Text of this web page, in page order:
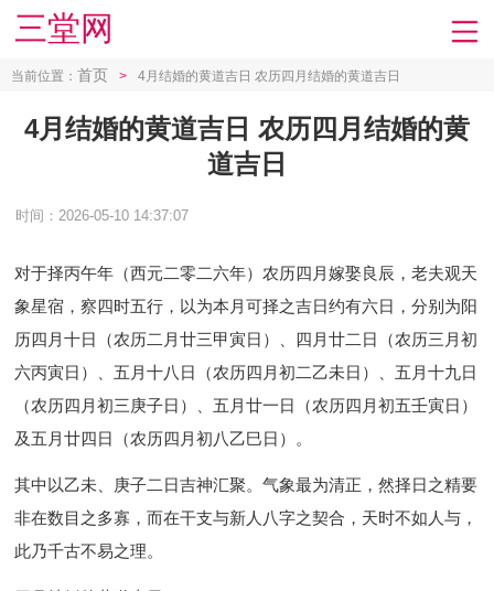
三堂网
当前位置： 首页 > 4月结婚的黄道吉日 农历四月结婚的黄道吉日
4月结婚的黄道吉日 农历四月结婚的黄
道吉日
时间：2026-05-10 14:37:07
对于择丙午年（西元二零二六年）农历四月嫁娶良辰，老夫观天
象星宿，察四时五行，以为本月可择之吉日约有六日，分别为阳
历四月十日（农历二月廿三甲寅日）、四月廿二日（农历三月初
六丙寅日）、五月十八日（农历四月初二乙未日）、五月十九日
（农历四月初三庚子日）、五月廿一日（农历四月初五壬寅日）
及五月廿四日（农历四月初八乙巳日）。
其中以乙未、庚子二日吉神汇聚。气象最为清正，然择日之精要
非在数目之多寡，而在干支与新人八字之契合，天时不如人与，
此乃千古不易之理。